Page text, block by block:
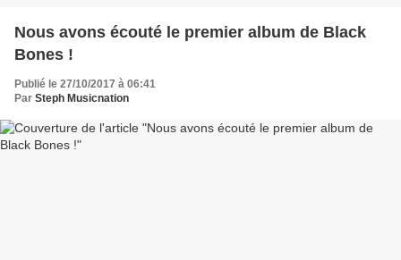
Nous avons écouté le premier album de Black
Bones !
Publié le 27/10/2017 à 06:41
Par Steph Musicnation